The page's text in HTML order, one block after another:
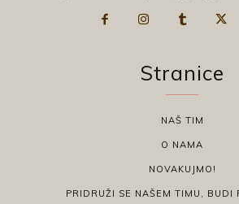
Stranice
NAŠ TIM
O NAMA
NOVAKUJMO!
PRIDRUŽI SE NAŠEM TIMU, BUDI